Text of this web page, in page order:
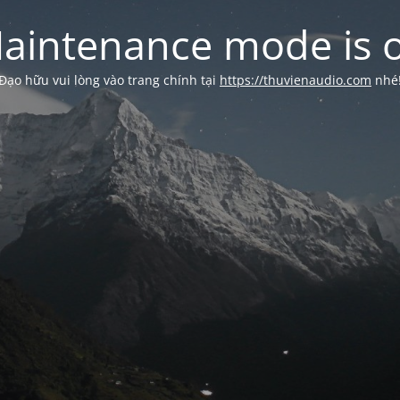
mode is
hữu vui lòng vào trang chính tại https://thuvienaudio.com